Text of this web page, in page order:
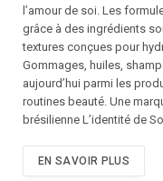
l’amour de soi. Les
grâce à des ingrédients
textures conçues pour
Gommages, huiles,
aujourd’hui parmi les
routines beauté. Une
brésilienne L’identité de
EN SAVOIR PLUS